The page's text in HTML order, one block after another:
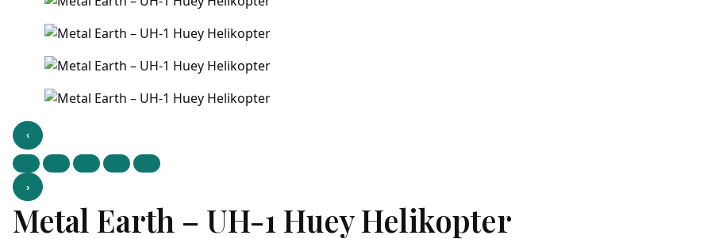
‹
›
Metal Earth – UH-1 Huey Helikopter